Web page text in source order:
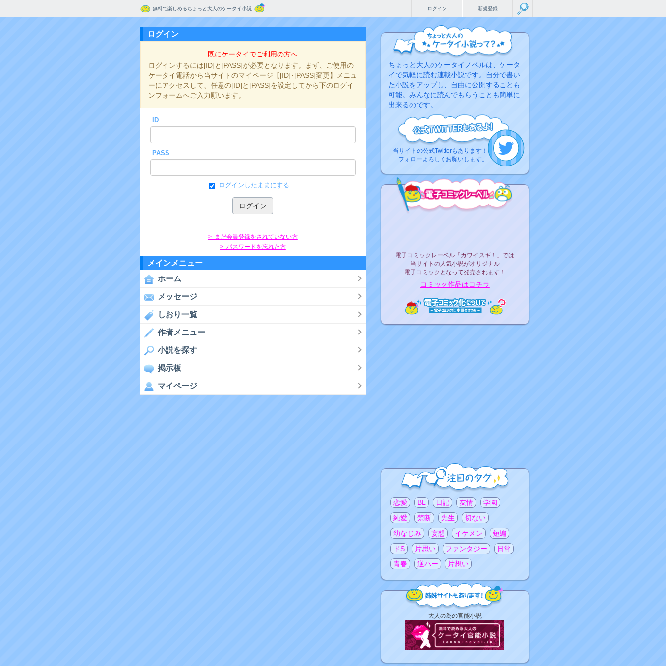
無料で楽しめるちょっと大人のケータイ小説 新規登録
ログイン
ログイン
既にケータイでご利用の方へ
ログインするには[ID]と[PASS]が必要となります。まず、ご使用の
ケータイ電話から当サイトのマイページ【[ID]･[PASS]変更】メニュ
ーにアクセスして、任意の[ID]と[PASS]を設定してから下のログイ
ンフォームへご入力願います。
ID
PASS
ログインしたままにする
> まだ会員登録をされていない方
> パスワードを忘れた方
メインメニュー
ホーム
メッセージ
しおり一覧
作者メニュー
小説を探す
掲示板
マイページ
ちょっと大人のケータイノベルは、ケータ
イで気軽に読む連載小説です。自分で書い
た小説をアップし、自由に公開することも
可能。みんなに読んでもらうことも簡単に
出来るのです。
当サイトの公式Twitterもあります！
フォローよろしくお願いします。
電子コミックレーベル「カワイスギ！」では
当サイトの人気小説がオリジナル
電子コミックとなって発売されます！
コミック作品はコチラ
注目のタグ
恋愛 BL 日記 友情
学園
純愛
禁断 先生
切ない
幼なじみ
妄想 イケメン
短編
ドS
片思い ファンタジー
日常
青春
逆ハー 片想い
大人の為の官能小説